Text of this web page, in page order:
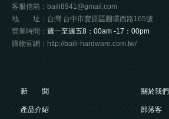
客服信箱：baili8941@gmail.com
地 址：台灣 台中市豐原區圓環西路165號
營業時間： 週一至週五8：00am -17：00pm
購物官網：http://baili-hardware.com.tw/
新 聞 關於我們
產品介紹 部落客